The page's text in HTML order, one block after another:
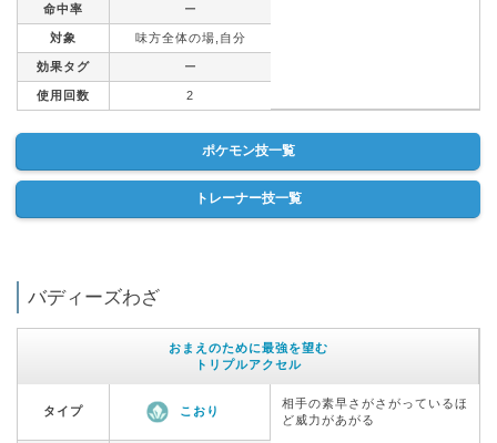
命中率 ー
対象 味方全体の場,自分
効果タグ ー
使用回数 2
ポケモン技一覧
トレーナー技一覧
バディーズわざ
おまえのために最強を望む
トリプルアクセル
タイプ こおり
相手の素早さがさがっているほ
ど威力があがる